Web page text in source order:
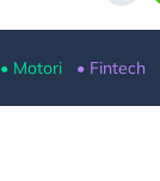
• Motori • Fintech